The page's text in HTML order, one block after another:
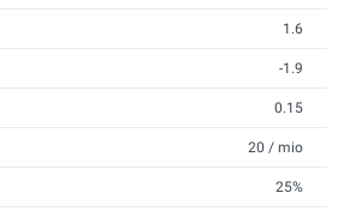
1.6
-1.9
0.15
20 / mio
25%